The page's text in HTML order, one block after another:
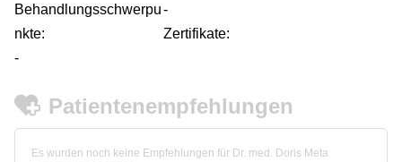
Behandlungsschwerpu
nkte:
-
Zertifikate:
-
Patientenempfehlungen
Es wurden noch keine Empfehlungen für Dr. med. Doris Meta